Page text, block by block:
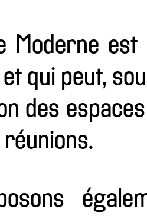
Moderne
qui peut,
des